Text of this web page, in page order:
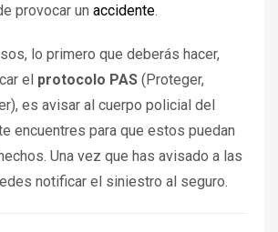
provocar un accidente.
lo primero que deberás hacer,
el protocolo PAS (Proteger,
es avisar al cuerpo policial del
encuentres para que estos puedan
Una vez que has avisado a las
notificar el siniestro al seguro.